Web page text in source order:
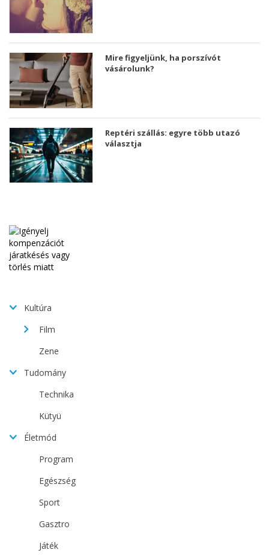
Mire figyeljünk, ha porszívót
vásárolunk?
Reptéri szállás: egyre több utazó
választja
Kultúra
Film
Zene
Tudomány
Technika
Kütyü
Életmód
Program
Egészség
Sport
Gasztro
Játék